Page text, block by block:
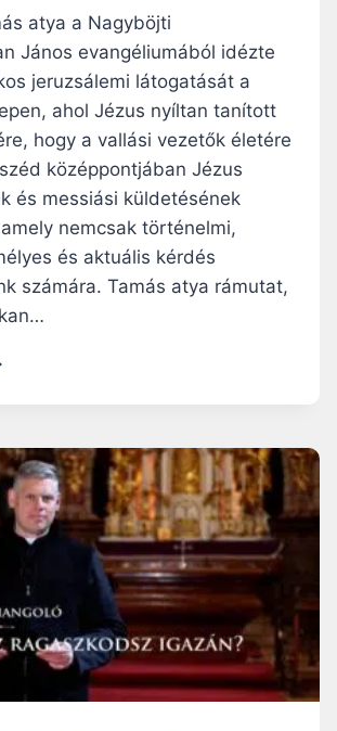
atya a Nagyböjti
János evangéliumából idézte
jeruzsálemi látogatását a
ahol Jézus nyíltan tanított
hogy a vallási vezetők életére
középpontjában Jézus
és messiási küldetésének
nemcsak történelmi,
és aktuális kérdés
számára. Tamás atya rámutat,